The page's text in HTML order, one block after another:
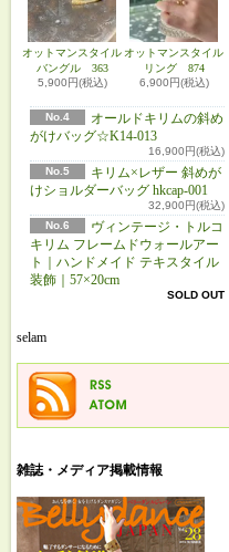
オットマンスタイル
バングル 363
5,900円(税込)
オットマンスタイル
リング 874
6,900円(税込)
No.4
オールドキリムの斜め
がけバッグ☆K14-013
16,900円(税込)
No.5
キリム×レザー 斜めが
けショルダーバッグ hkcap-001
32,900円(税込)
No.6
ヴィンテージ・トルコ
キリム フレームドウォールアー
ト｜ハンドメイド テキスタイル
装飾｜57×20cm
SOLD OUT
selam
雑誌・メディア掲載情報